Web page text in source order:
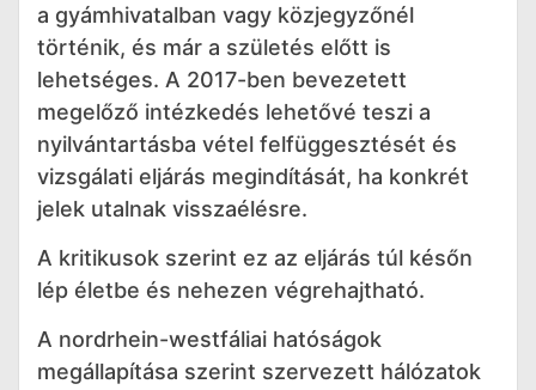
a gyámhivatalban vagy közjegyzőnél
történik, és már a születés előtt is
lehetséges. A 2017-ben bevezetett
megelőző intézkedés lehetővé teszi a
nyilvántartásba vétel felfüggesztését és
vizsgálati eljárás megindítását, ha konkrét
jelek utalnak visszaélésre.
A kritikusok szerint ez az eljárás túl későn
lép életbe és nehezen végrehajtható.
A nordrhein-westfáliai hatóságok
megállapítása szerint szervezett hálózatok